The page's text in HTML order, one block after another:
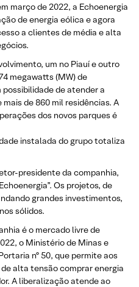
março de 2022, a Echoenergia
de energia eólica e agora
a clientes de média e alta
um no Piauí e outro
megawatts (MW) de
de atender a
de 860 mil residências. A
dos novos parques é
instalada do grupo totaliza
presidente da companhia,
Os projetos, de
grandes investimentos,
sólidos.
é o mercado livre de
o Ministério de Minas e
nº 50, que permite aos
alta tensão comprar energia
A liberalização atende ao